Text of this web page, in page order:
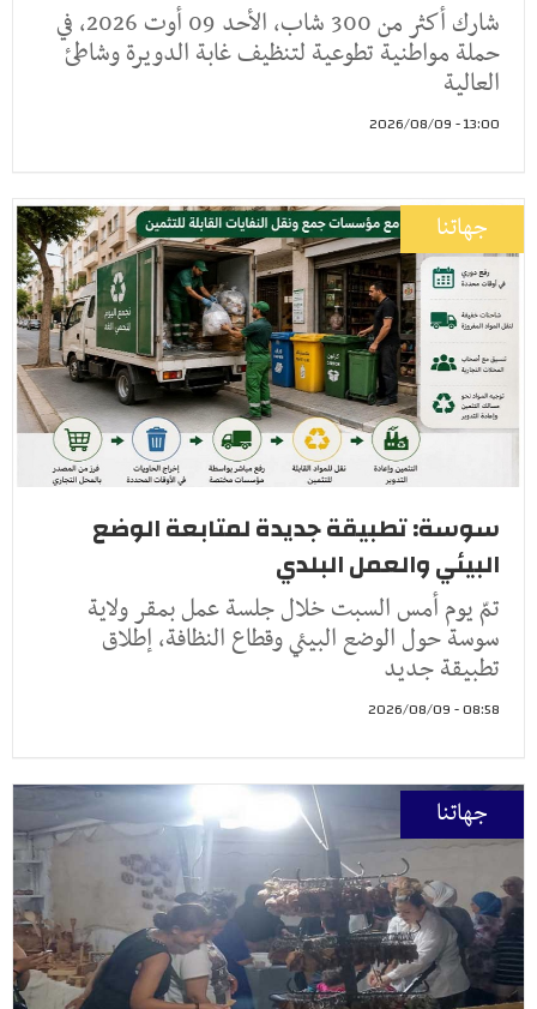
شارك أكثر من 300 شاب، الأحد 09 أوت 2026، في
حملة مواطنية تطوعية لتنظيف غابة الدويرة وشاطئ
العالية
13:00 - 2026/08/09
جهاتنا
سوسة: تطبيقة جديدة لمتابعة الوضع
البيئي والعمل البلدي
تمّ يوم أمس السبت خلال جلسة عمل بمقر ولاية
سوسة حول الوضع البيئي وقطاع النظافة، إطلاق
تطبيقة جديد
08:58 - 2026/08/09
جهاتنا